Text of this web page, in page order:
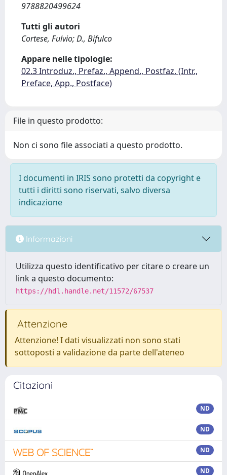
9788820499624
Tutti gli autori
Cortese, Fulvio; D., Bifulco
Appare nelle tipologie:
02.3 Introduz., Prefaz., Append., Postfaz. (Intr.,
Preface, App., Postface)
File in questo prodotto:
Non ci sono file associati a questo prodotto.
I documenti in IRIS sono protetti da copyright e
tutti i diritti sono riservati, salvo diversa
indicazione
Informazioni
Utilizza questo identificativo per citare o creare un
link a questo documento:
https://hdl.handle.net/11572/67537
Attenzione
Attenzione! I dati visualizzati non sono stati
sottoposti a validazione da parte dell'ateneo
Citazioni
ND
ND
ND
ND